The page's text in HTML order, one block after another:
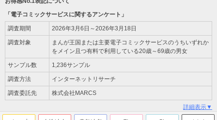
「電子コミックサービスに関するアンケート」
調査期間 2026年3月6日～2026年3月18日
調査対象
まんが王国または主要電子コミックサービスのうちいずれか
をメイン且つ有料で利用している20歳～69歳の男女
サンプル数 1,236サンプル
調査方法 インターネットリサーチ
調査委託先 株式会社MARCS
詳細表示▼